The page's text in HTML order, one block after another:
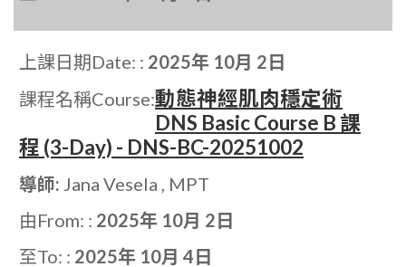
上課日期Date: : 2025年 10月 2日
課程名稱Course:動態神經肌肉穩定術
DNS Basic Course B 課
程 (3-Day) - DNS-BC-20251002
導師: Jana Vesela , MPT
由From: : 2025年 10月 2日
至To: : 2025年 10月 4日